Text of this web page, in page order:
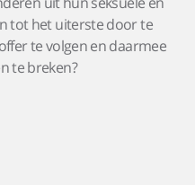
tot het uiterste door te
te volgen en daarmee
te breken?